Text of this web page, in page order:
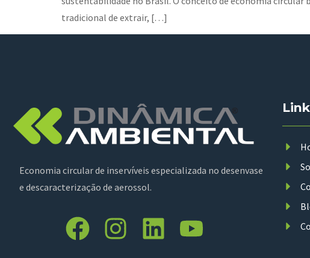
tradicional de extrair, […]
Economia circular de inservíveis especializada no desenvase
e descaracterização de aerossol.